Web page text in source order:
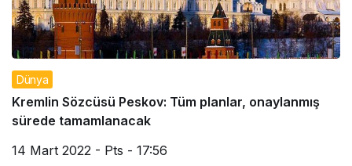
Dünya
Kremlin Sözcüsü Peskov: Tüm planlar, onaylanmış
sürede tamamlanacak
14 Mart 2022 - Pts - 17:56